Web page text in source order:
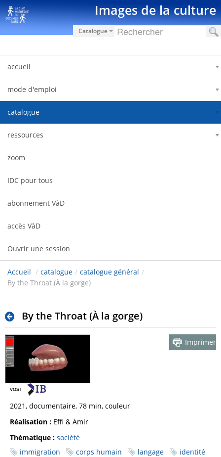
Saut au contenu Images de la culture
Catalogue
accueil
mode d'emploi
catalogue
ressources
zoom
IDC pour tous
abonnement VàD
accès VàD
Ouvrir une session
Accueil / catalogue / catalogue général /
By the Throat (À la gorge)
By the Throat (À la gorge)
Imprimer
2021, documentaire, 78 min, couleur
Réalisation : Effi & Amir
Thématique : société
immigration
corps humain langage identité